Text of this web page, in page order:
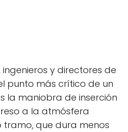
y directores de
punto más crítico de un
la maniobra de inserción
a la atmósfera
tramo, que dura menos